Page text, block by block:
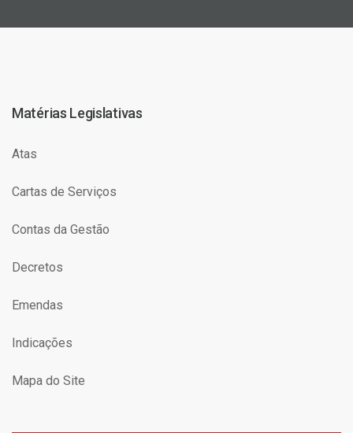
Matérias Legislativas
Atas
Cartas de Serviços
Contas da Gestão
Decretos
Emendas
Indicações
Mapa do Site